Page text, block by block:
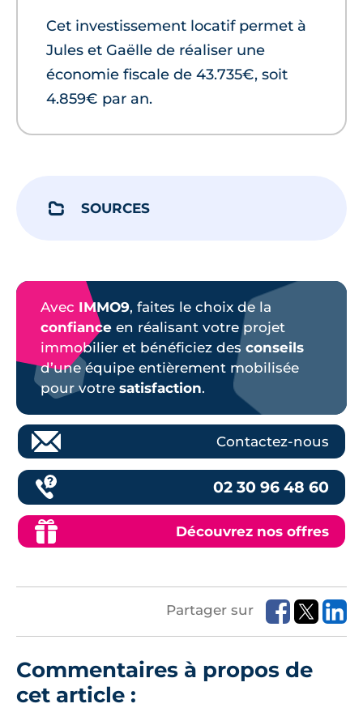
Cet investissement locatif permet à
Jules et Gaëlle de réaliser une
économie fiscale de 43.735€, soit
4.859€ par an.
SOURCES
Avec IMMO9, faites le choix de la
confiance en réalisant votre projet
immobilier et bénéficiez des conseils
d’une équipe entièrement mobilisée
pour votre satisfaction.
Contactez-nous
02 30 96 48 60
Découvrez nos offres
Partager sur
Commentaires à propos de
cet article :